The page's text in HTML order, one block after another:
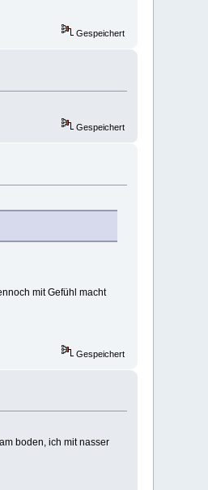
Gespeichert
Gespeichert
mit Gefühl macht
Gespeichert
boden, ich mit nasser